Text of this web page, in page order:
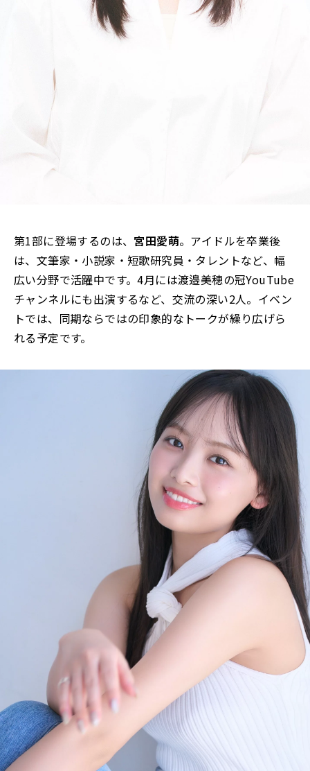
第1部に登場するのは、 宮田愛萌。アイドルを卒業後
は、文筆家・小説家・短歌研究員・タレントなど、幅
広い分野で活躍中です。4月には渡邉美穂の冠YouTube
チャンネルにも出演するなど、交流の深い2人。イベン
トでは、同期ならではの印象的なトークが繰り広げら
れる予定です。